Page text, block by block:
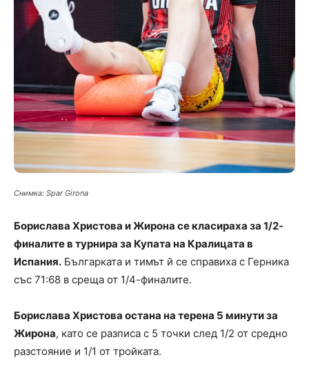
Снимка: Spar Girona
Борислава Христова и Жирона се класираха за 1/2-
финалите в турнира за Купата на Кралицата в
Испания. Българката и тимът й се справиха с Герника
със 71:68 в среща от 1/4-финалите.
Борислава Христова остана на терена 5 минути за
Жирона, като се разписа с 5 точки след 1/2 от средно
разстояние и 1/1 от тройката.